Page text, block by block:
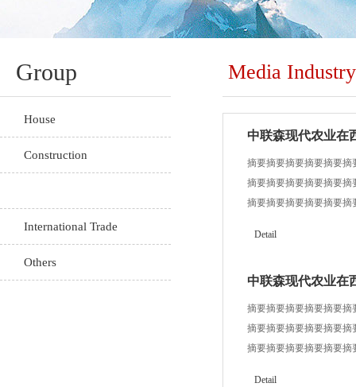
Group
House
Construction
International Trade
Others
Media Industry
中联森现代农业在
摘要摘要摘要摘要摘要
摘要摘要摘要摘要摘要
摘要摘要摘要摘要摘要
Detail
中联森现代农业在
摘要摘要摘要摘要摘要
摘要摘要摘要摘要摘要
摘要摘要摘要摘要摘要
Detail